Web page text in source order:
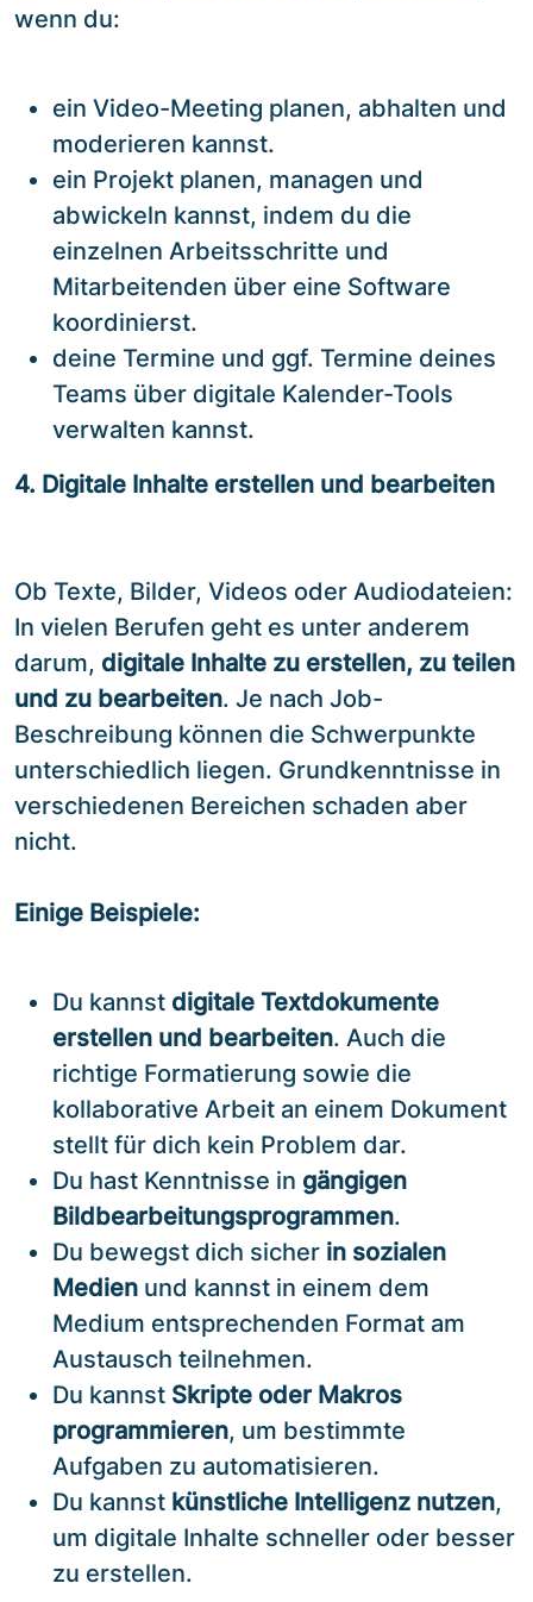
wenn du:
ein Video-Meeting planen, abhalten und
moderieren kannst.
ein Projekt planen, managen und
abwickeln kannst, indem du die
einzelnen Arbeitsschritte und
Mitarbeitenden über eine Software
koordinierst.
deine Termine und ggf. Termine deines
Teams über digitale Kalender-Tools
verwalten kannst.
4. Digitale Inhalte erstellen und bearbeiten
Ob Texte, Bilder, Videos oder Audiodateien:
In vielen Berufen geht es unter anderem
darum, digitale Inhalte zu erstellen, zu teilen
und zu bearbeiten. Je nach Job-
Beschreibung können die Schwerpunkte
unterschiedlich liegen. Grundkenntnisse in
verschiedenen Bereichen schaden aber
nicht.
Einige Beispiele:
Du kannst digitale Textdokumente
erstellen und bearbeiten. Auch die
richtige Formatierung sowie die
kollaborative Arbeit an einem Dokument
stellt für dich kein Problem dar.
Du hast Kenntnisse in gängigen
Bildbearbeitungsprogrammen.
Du bewegst dich sicher in sozialen
Medien und kannst in einem dem
Medium entsprechenden Format am
Austausch teilnehmen.
Du kannst Skripte oder Makros
programmieren, um bestimmte
Aufgaben zu automatisieren.
Du kannst künstliche Intelligenz nutzen,
um digitale Inhalte schneller oder besser
zu erstellen.